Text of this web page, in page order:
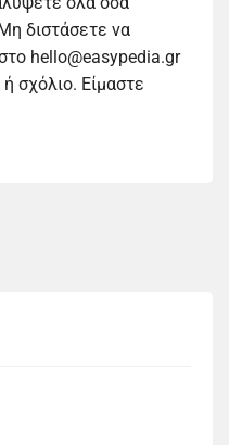
διστάσετε να
hello@easypedia.gr
σχόλιο. Είμαστε